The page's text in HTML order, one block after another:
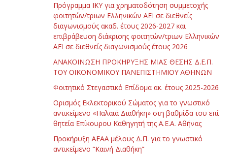
Πρόγραμμα ΙΚΥ για χρηματοδότηση συμμετοχής
φοιτητών/τριων Ελληνικών ΑΕΙ σε διεθνείς
διαγωνισμούς ακαδ. έτους 2026-2027 και
επιβράβευση διάκρισης φοιτητών/τριων Ελληνικών
ΑΕΙ σε διεθνείς διαγωνισμούς έτους 2026
ΑΝΑΚΟΙΝΩΣΗ ΠΡΟΚΗΡΥΞΗΣ ΜΙΑΣ ΘΕΣΗΣ Δ.Ε.Π.
ΤΟΥ ΟΙΚΟΝΟΜΙΚΟΥ ΠΑΝΕΠΙΣΤΗΜΙΟΥ ΑΘΗΝΩΝ
Φοιτητικό Στεγαστικό Επίδομα ακ. έτους 2025-2026
Ορισμός Εκλεκτορικού Σώματος για το γνωστικό
αντικείμενο «Παλαιά Διαθήκη» στη βαθμίδα του επί
θητεία Επίκουρου Καθηγητή της Α.Ε.Α. Αθήνας
Προκήρυξη ΑΕΑΑ μέλους Δ.Π. για το γνωστικό
αντικείμενο “Καινή Διαθήκη”